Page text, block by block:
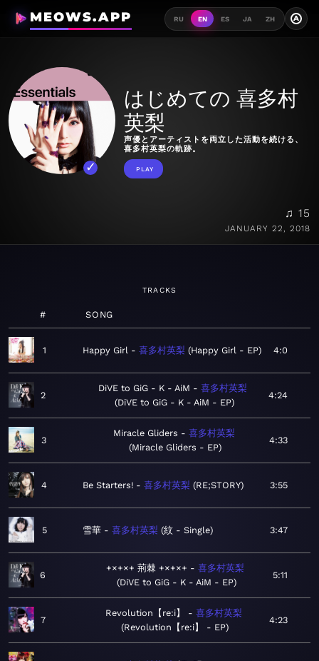
MEOWS.APP RU EN ES JA ZH A
はじめての 喜多村
英梨
声優とアーティストを両立した活動を続ける、
喜多村英梨の軌跡。
PLAY
♫ 15
JANUARY 22, 2018
TRACKS
# SONG
1 Happy Girl 喜多村英梨 Happy Girl - EP 4:0
2
DiVE to GiG - K - AiM
喜多村英梨
DiVE to GiG - K - AiM - EP
4:24
3
Miracle Gliders
喜多村英梨
Miracle Gliders - EP
4:33
4 Be Starters! 喜多村英梨 RE;STORY 3:55
5 雪華 喜多村英梨 紋 - Single 3:47
6
+×+×+ 荊棘 +×+×+
喜多村英梨
DiVE to GiG - K - AiM - EP
5:11
7
Revolution【re:i】
喜多村英梨
Revolution【re:i】 - EP
4:23